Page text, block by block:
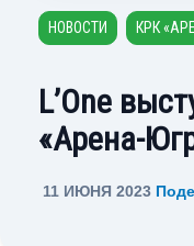
НОВОСТИ КРК
L’One
«Арена-
11 ИЮНЯ 2023